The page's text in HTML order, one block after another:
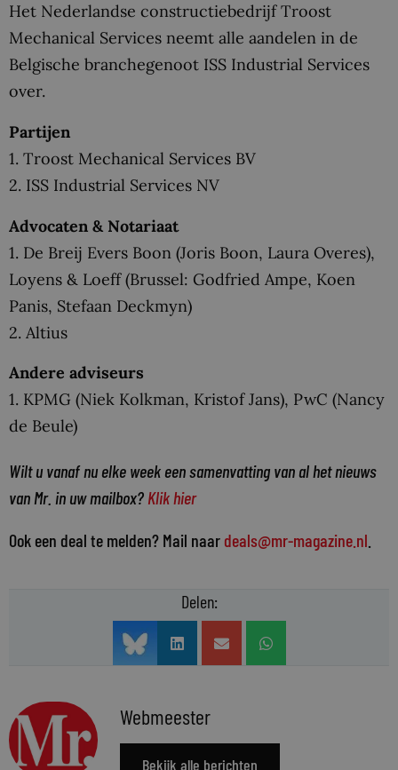
Het Nederlandse constructiebedrijf Troost
Mechanical Services neemt alle aandelen in de
Belgische branchegenoot ISS Industrial Services
over.
Partijen
1. Troost Mechanical Services BV
2. ISS Industrial Services NV
Advocaten & Notariaat
1. De Breij Evers Boon (Joris Boon, Laura Overes),
Loyens & Loeff (Brussel: Godfried Ampe, Koen
Panis, Stefaan Deckmyn)
2. Altius
Andere adviseurs
1. KPMG (Niek Kolkman, Kristof Jans), PwC (Nancy
de Beule)
Wilt u vanaf nu elke week een samenvatting van al het nieuws
van Mr. in uw mailbox? Klik hier
Ook een deal te melden? Mail naar deals@mr-magazine.nl
Delen:
Webmeester
Bekijk alle berichten